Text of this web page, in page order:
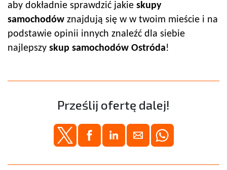
aby dokładnie sprawdzić jakie skupy
samochodów znajdują się w w twoim mieście i na
podstawie opinii innych znaleźć dla siebie
najlepszy skup samochodów Ostróda!
Prześlij ofertę dalej!